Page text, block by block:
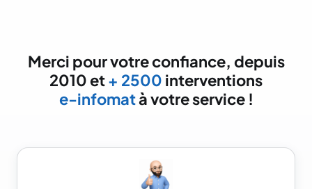
Merci pour votre confiance, depuis
2010 et+ 2500 interventions
e-infomatà votre service !